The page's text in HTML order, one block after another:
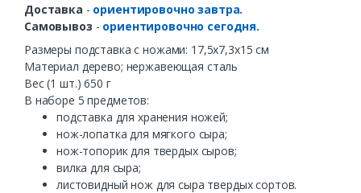
Доставка - ориентировочно завтра.
Самовывоз - ориентировочно сегодня.
Размеры подставка с ножами: 17,5х7,3х15 см
Материал дерево; нержавеющая сталь
Вес (1 шт.) 650 г
В наборе 5 предметов:
подставка для хранения ножей;
нож-лопатка для мягкого сыра;
нож-топорик для твердых сыров;
вилка для сыра;
листовидный нож для сыра твердых сортов.